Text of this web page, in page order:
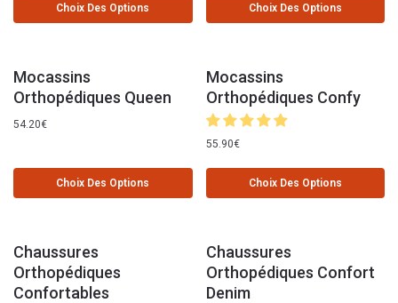
Choix Des Options Choix Des Options
Mocassins
Orthopédiques Queen
54.20€
Choix Des Options
Mocassins
Orthopédiques Confy
55.90€
Choix Des Options
Chaussures
Orthopédiques
Confortables
Chaussures
Orthopédiques Confort
Denim